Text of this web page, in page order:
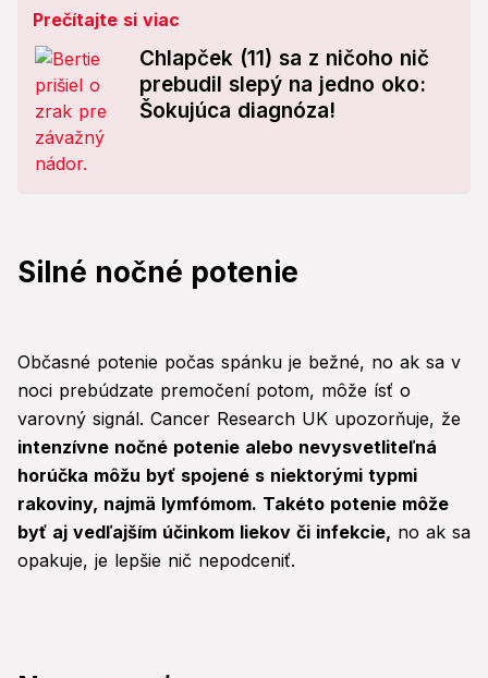
Prečítajte si viac
Chlapček (11) sa z ničoho nič
prebudil slepý na jedno oko:
Šokujúca diagnóza!
Silné nočné potenie
Občasné potenie počas spánku je bežné, no ak sa v
noci prebúdzate premočení potom, môže ísť o
varovný signál. Cancer Research UK upozorňuje, že
intenzívne nočné potenie alebo nevysvetliteľná
horúčka môžu byť spojené s niektorými typmi
rakoviny, najmä lymfómom. Takéto potenie môže
byť aj vedľajším účinkom liekov či infekcie, no ak sa
opakuje, je lepšie nič nepodceniť.